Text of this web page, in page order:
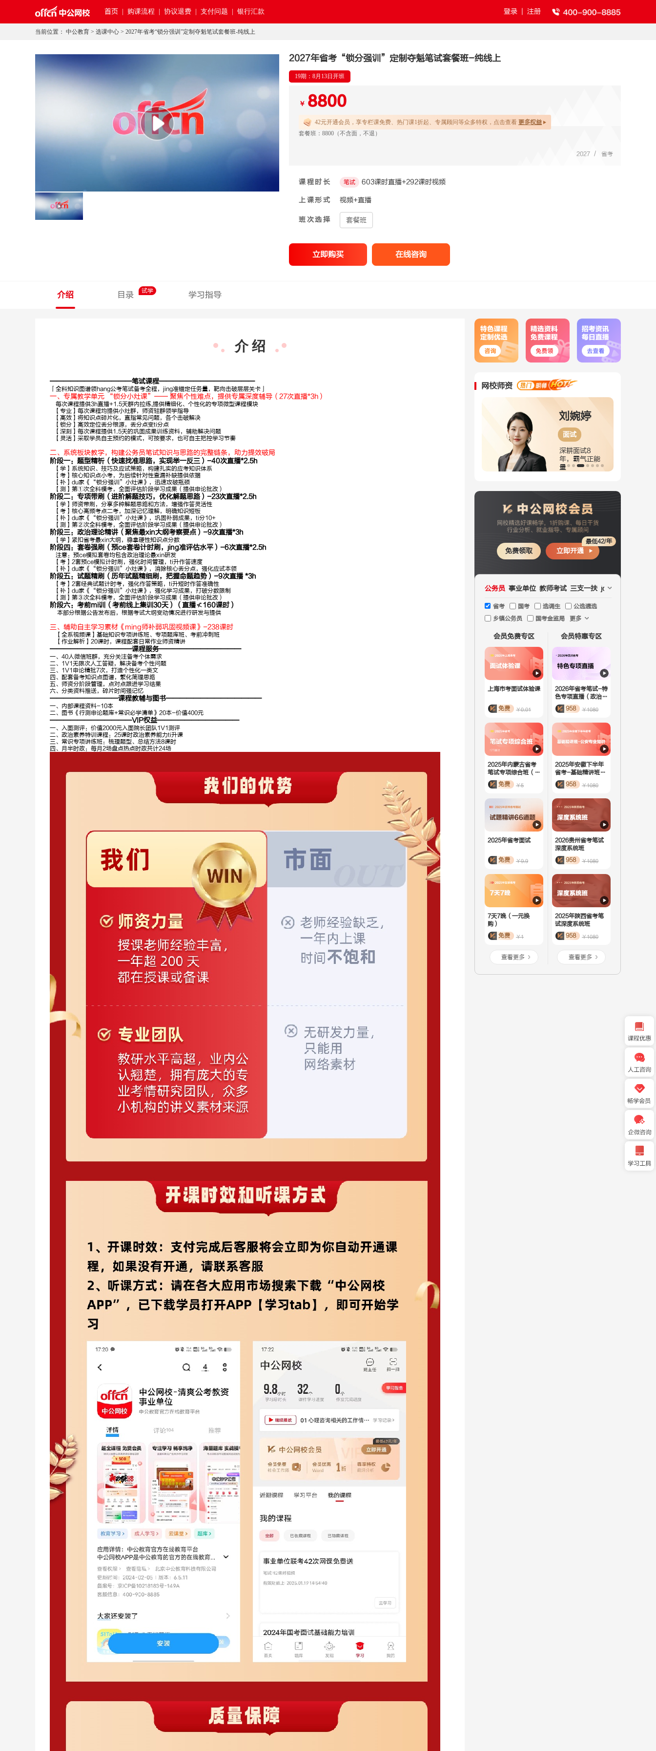
首页 购课流程 | 协议退费 | 支付问题 | 银行汇款 登录 注册
当前位置： 中公教育 > 选课中心 > 2027年省考“锁分强训”定制夺魁笔试套餐班-纯线上
2027年省考“锁分强训”定制夺魁笔试套餐班-纯线上
19期：8月13日开班
￥ 8800
42元开通会员，享专栏课免费、热门课1折起、专属顾问等众多特权，点击查看 更多权益
套餐班：8800（不含面，不退）
2027 / 省考
课程时长 笔试 603课时直播+292课时视频
上课形式 视频+直播
班次选择 套餐班
立即购买 在线咨询
介绍 目录 试学 学习指导
介 绍
————————————笔试课程——————————————
「全科知识图谱领hang公考笔试备考全程，jing准锚定任务量，靶向击破层层关卡」
一、专属教学单元 “锁分小灶课”—— 聚焦个性难点，提供专属深度辅导（27次直播*3h）
每次课程提供3h直播+1.5天群内拉练,提供精细化、个性化的专项微型课程模块
【专业】每次课程均提供小灶群，师资驻群领学指导
【高效】将知识点碎片化，直指常见问题，各个击破解决
【锁分】高效定位丢分根源，丢分点变ti分点
【深刻】每次课程提供1.5天的巩固成果训练资料，辅助解决问题
【灵活】采取学员自主预约的模式，可按要求，也可自主把控学习节奏
二、系统板块教学，构建公务员笔试知识与思路的完整链条，助力提效破局
阶段一：题型精析（快速找准思路，实现举一反三）-40次直播*2.5h
【学】系统知识、技巧及应试策略，构建扎实的应考知识体系
【考】核心知识点小考，为后续针对性查漏补缺提供依据
【补】du家《“锁分强训”小灶课》，迅速攻破瓶颈
【测】第①次全科模考，全面评估阶段学习成果（提供申论批改）
阶段二：专项带刷（进阶解题技巧，优化解题思路）-23次直播*2.5h
【学】师资带刷，分享多种解题思路和方法，增强作答灵活性
【考】核心高频考点二考，加深记忆理解，明确知识短板
【补】du家《“锁分强训”小灶课》，巩固补弱成果，ti分10+
【测】第②次全科模考，全面评估阶段学习成果（提供申论批改）
阶段三：政治理论精讲（聚焦最xin大纲考察要点）-9次直播*3h
【学】紧扣省考最xin大纲，稳拿硬性知识点分数
阶段四：套卷强刷（预ce套卷计时刷，jing准评估水平）-6次直播*2.5h
注意：预ce模拟套卷均包含政治理论最xin研发
【考】2套预ce模拟计时刷，强化时间管理，ti升作答速度
【补】du家《“锁分强训”小灶课》，消除核心丢分点，强化应试本领
阶段五：试题精刷（历年试题精细刷，把握命题趋势）-9次直播 *3h
【考】2套经典试题计时考，强化作答策略，ti升短时作答准确性
【补】du家《“锁分强训”小灶课》，强化学习成果，打破分数限制
【测】第③次全科模考，全面评估阶段学习成果（提供申论批改）
阶段六：考前mi训（考前线上集训30天）（直播≮160课时）
本部分根据公告发布后，根据考试大纲变动情况进行研发与提供
三、辅助自主学习素材《ming师补弱巩固视频课》-238课时
【全系视频课】基础知识专项讲练班、专项题库班、考前冲刺班
【作业解析】20课时，课程配套日常作业师资精讲
————————————课程服务————————————
一、40人微信班群，充分关注备考个体需求
二、1V1无限次人工答疑，解决备考个性问题
三、1V1申论精批7次，打造个性化一类文
四、配套备考知识点图谱，繁化简理思路
五、师资分阶段管理，点对点跟进学习结果
六、分类资料推送，碎片时间强记忆
——————————课程教辅与图书——————————————
一、内部课程资料-10本
二、图书《行测申论题库+常识必学清单》20本-价值400元
————————————VIP权益————————————
一、入面测评：价值2000元入面院长团队1V1测评
二、政治素养特训课程：25课时政治素养能力ti升课
三、常识专项讲练班：梳理题型、总结方法8课时
四、月半时政：每月2场盘点热点时政共计24场
网校师资
石惠胜
深耕申论10
年，金句御姐
梁春玮
行测理科
深耕数资13
年，方法技巧
多
刘嘉宁
判断推理
深耕判断10
年，人美实力
强
免费领取 立即开通
最低42/年
公务员 事业单位 教师考试 三支一扶 jd文职
省考 国考 选调生
公选遴选
乡镇公务员
国考金监局 更多
会员免费专区
上海市考面试体验课
免费 ￥0.01
2025年内蒙古省考
笔试专项综合班（活
动课）
免费 ￥5
2025年省考面试
免费 ￥9.9
7天7晚（一元换
购）
免费
￥1
查看更多
会员特惠专区
2026年省考笔试-特
色专项直播（政治理
论）
958 ￥1080
2025年安徽下半年
省考-基础精讲班-
公安专业知识
958 ￥1080
2026贵州省考笔试
深度系统班
958
￥1080
2025年陕西省考笔
试深度系统班
958
￥1080
查看更多